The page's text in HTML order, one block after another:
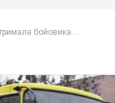
бойовика ...